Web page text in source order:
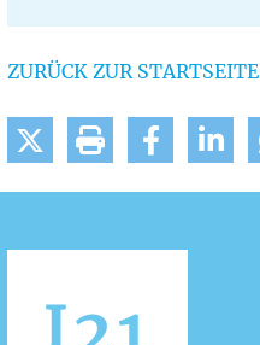
ZURÜCK ZUR STARTSEITE